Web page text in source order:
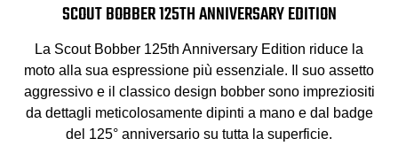
SCOUT BOBBER 125TH ANNIVERSARY EDITION
La Scout Bobber 125th Anniversary Edition riduce la
moto alla sua espressione più essenziale. Il suo assetto
aggressivo e il classico design bobber sono impreziositi
da dettagli meticolosamente dipinti a mano e dal badge
del 125° anniversario su tutta la superficie.